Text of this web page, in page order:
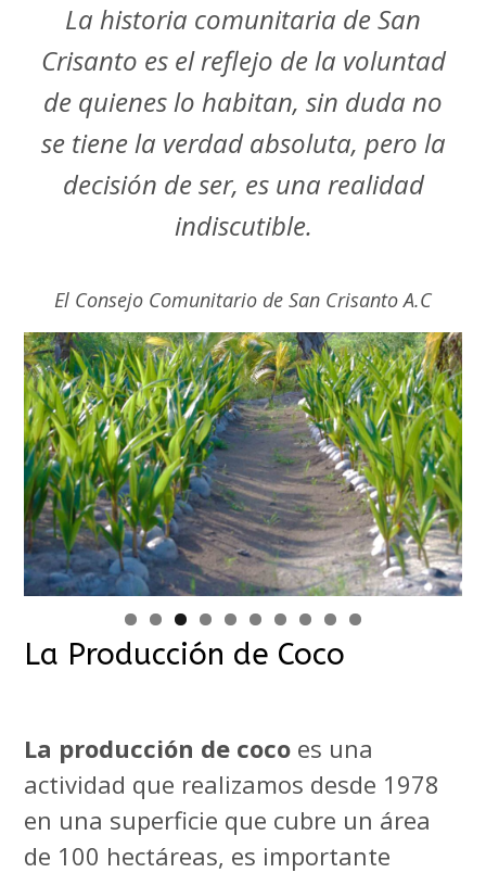
La historia comunitaria de San
Crisanto es el reflejo de la voluntad
de quienes lo habitan, sin duda no
se tiene la verdad absoluta, pero la
decisión de ser, es una realidad
indiscutible.
El Consejo Comunitario de San Crisanto A.C
La Producción de Coco
La producción de coco es una
actividad que realizamos desde 1978
en una superficie que cubre un área
de 100 hectáreas, es importante